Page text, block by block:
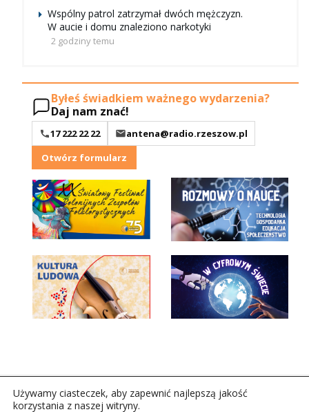
Wspólny patrol zatrzymał dwóch mężczyzn.
W aucie i domu znaleziono narkotyki
2 godziny temu
Byłeś świadkiem ważnego wydarzenia?
Daj nam znać!
17 222 22 22
antena@radio.rzeszow.pl
Otwórz formularz
Używamy ciasteczek, aby zapewnić najlepszą jakość
korzystania z naszej witryny.